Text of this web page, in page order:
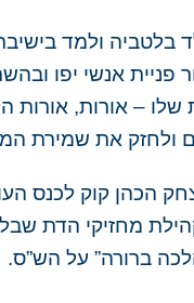
ולמד בישיבת
בשנת 1904. לאחר
– אורות, אורות
את שמירת
יצחק הכהן קוק
כרבה של קהילת
ברורה” על הש”ס.